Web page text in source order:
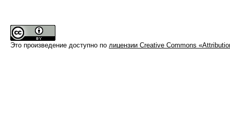
Это произведение доступно по лицензии Creative Commons